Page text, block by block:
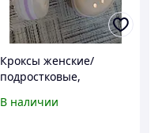
Кроксы женские/
подростковые,
орнаментом, Dago
В наличии